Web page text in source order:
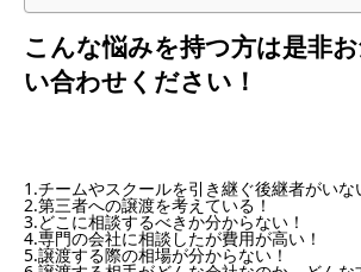
こんな悩みを持つ方は是非
い合わせください！
1.チームやスクールを引き継ぐ後継者がいな
2.第三者への譲渡を考えている！
3.どこに相談するべきか分からない！
4.専門の会社に相談したが費用が高い！
5.譲渡する際の相場が分からない！